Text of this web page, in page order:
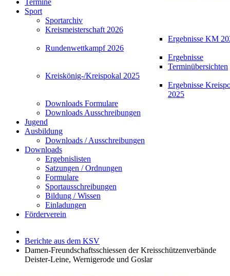
Termine
Sport
Sportarchiv
Kreismeisterschaft 2026
Ergebnisse KM
Rundenwettkampf 2026
Ergebnisse
Terminübersichten
Kreiskönig-/Kreispokal 2025
Ergebnisse
2025
Downloads Formulare
Downloads Ausschreibungen
Jugend
Ausbildung
Downloads / Ausschreibungen
Downloads
Ergebnislisten
Satzungen / Ordnungen
Formulare
Sportausschreibungen
Bildung / Wissen
Einladungen
Förderverein
Berichte aus dem KSV
Damen-Freundschaftsschiessen der Kreisschützenverbände
Deister-Leine, Wernigerode und Goslar